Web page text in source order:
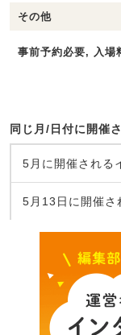
その他
事前予約必要, 入場
同じ月/日付に開催
5月に開催される
5月13日に開催さ